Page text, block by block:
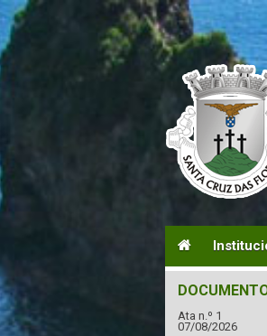
Ata n.º 1
07/08/2026